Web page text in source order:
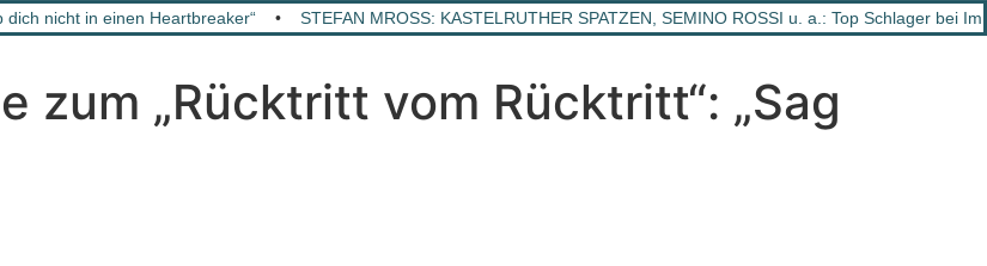
dich nicht in einen Heartbreaker“ • STEFAN MROSS: KASTELRUTHER SPATZEN, SEMINO ROSSI u. a.: Top Schlager bei
zum „Rücktritt vom Rücktritt“: „Sag